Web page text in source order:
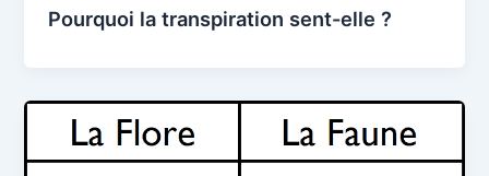
Pourquoi la transpiration sent-elle ?